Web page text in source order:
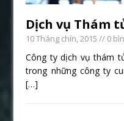
Dịch vụ Thám
10 Tháng chín, 2015 // 0
Công ty dịch vụ thám
trong những công ty
[…]